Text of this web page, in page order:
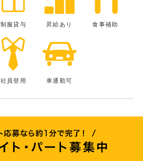
制服貸与 昇給あり 食事補助
社員登用 車通勤可